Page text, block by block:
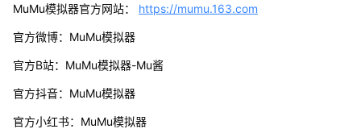
MuMu模拟器官方网站： https://mumu.163.com
官方微博：MuMu模拟器
官方B站：MuMu模拟器-Mu酱
官方抖音：MuMu模拟器
官方小红书：MuMu模拟器